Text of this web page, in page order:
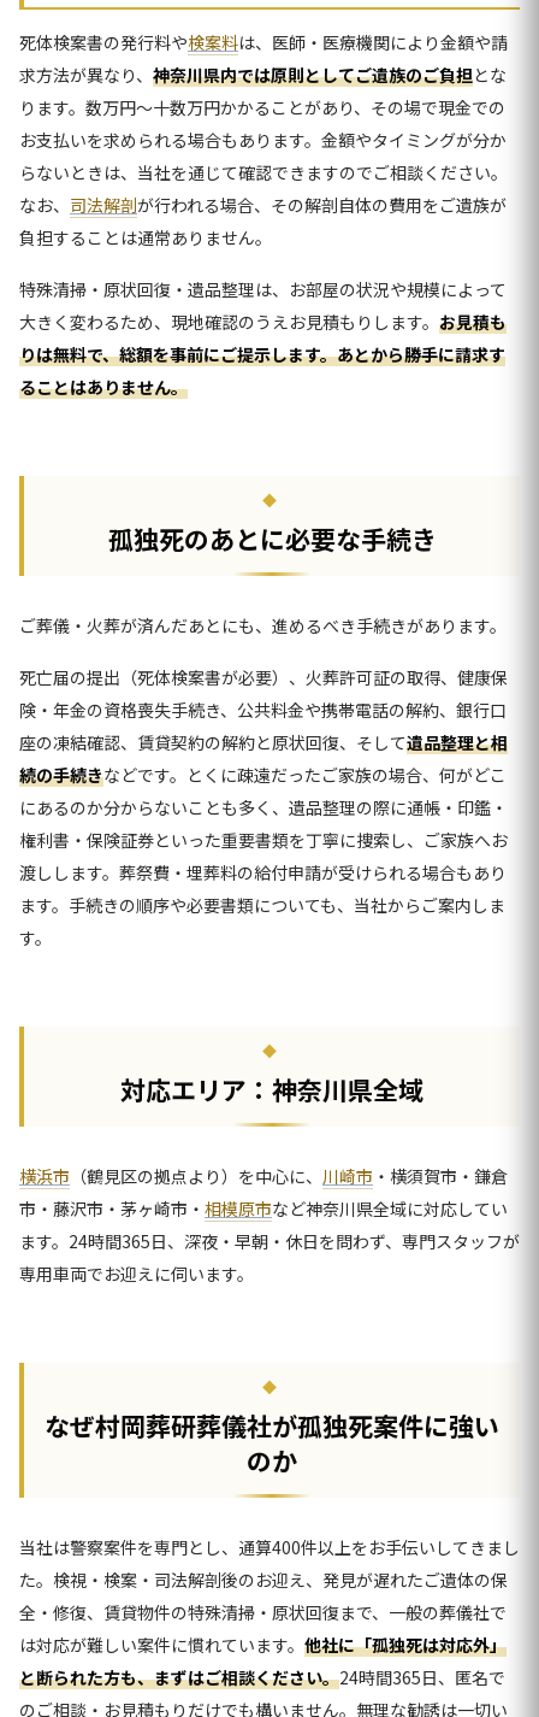
死体検案書の発行料や検案料は、医師・医療機関により金額や請
求方法が異なり、 神奈川県内では原則としてご遺族のご負担とな
ります。数万円〜十数万円かかることがあり、その場で現金での
お支払いを求められる場合もあります。金額やタイミングが分か
らないときは、当社を通じて確認できますのでご相談ください。
なお、 司法解剖が行われる場合、その解剖自体の費用をご遺族が
負担することは通常ありません。
特殊清掃・原状回復・遺品整理は、お部屋の状況や規模によって
大きく変わるため、現地確認のうえお見積もりします。 お見積も
りは無料で、総額を事前にご提示します。あとから勝手に請求す
ることはありません。
孤独死のあとに必要な手続き
ご葬儀・火葬が済んだあとにも、進めるべき手続きがあります。
死亡届の提出（死体検案書が必要）、火葬許可証の取得、健康保
険・年金の資格喪失手続き、公共料金や携帯電話の解約、銀行口
座の凍結確認、賃貸契約の解約と原状回復、そして遺品整理と相
続の手続きなどです。とくに疎遠だったご家族の場合、何がどこ
にあるのか分からないことも多く、遺品整理の際に通帳・印鑑・
権利書・保険証券といった重要書類を丁寧に捜索し、ご家族へお
渡しします。葬祭費・埋葬料の給付申請が受けられる場合もあり
ます。手続きの順序や必要書類についても、当社からご案内しま
す。
対応エリア：神奈川県全域
横浜市 （鶴見区の拠点より）を中心に、 川崎市 ・横須賀市・鎌倉
市・藤沢市・茅ヶ崎市・ 相模原市など神奈川県全域に対応してい
ます。24時間365日、深夜・早朝・休日を問わず、専門スタッフが
専用車両でお迎えに伺います。
なぜ村岡葬研葬儀社が孤独死案件に強い
のか
当社は警察案件を専門とし、通算400件以上をお手伝いしてきまし
た。検視・検案・司法解剖後のお迎え、発見が遅れたご遺体の保
全・修復、賃貸物件の特殊清掃・原状回復まで、一般の葬儀社で
は対応が難しい案件に慣れています。 他社に「孤独死は対応外」
と断られた方も、まずはご相談ください。24時間365日、匿名で
のご相談・お見積もりだけでも構いません。無理な勧誘は一切い